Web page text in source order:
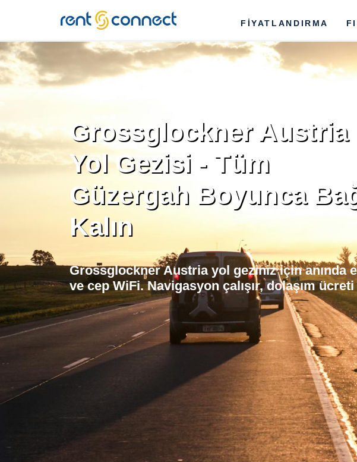
RENT'N
CONNECT
FİYATLANDIRMA
Grossglockner Austria
Yol Gezisi - Tüm
Güzergah Boyunca
Kalın
Grossglockner Austria yol geziniz için anında
ve cep WiFi. Navigasyon çalışır, dolaşım